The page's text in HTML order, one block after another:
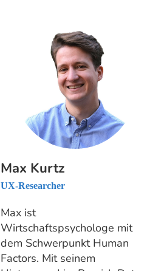
Max Kurtz
UX-Researcher
Max ist
Wirtschaftspsychologe mit
dem Schwerpunkt Human
Factors. Mit seinem